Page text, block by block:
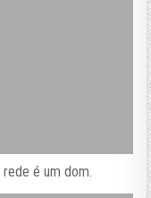
é um dom.